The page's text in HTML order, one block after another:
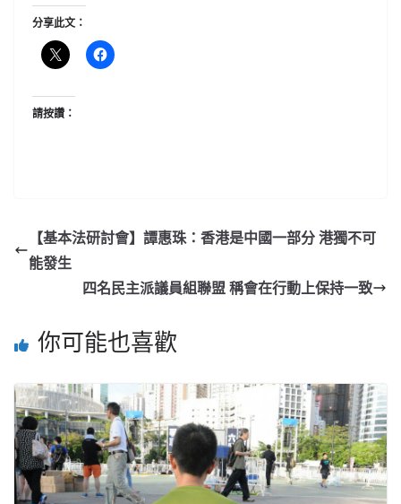
分享此文：
請按讚：
【基本法研討會】譚惠珠：香港是中國一部分 港獨不可
能發生
四名民主派議員組聯盟 稱會在行動上保持一致
你可能也喜歡